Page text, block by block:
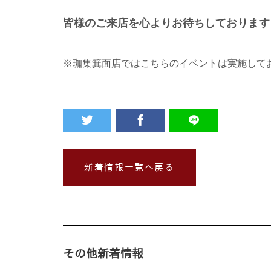
皆様のご来店を心よりお待ちしております
※珈集箕面店ではこちらのイベントは実施して
新着情報一覧へ戻る
その他新着情報